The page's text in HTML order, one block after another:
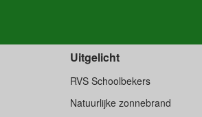
Uitgelicht
RVS Schoolbekers
Natuurlijke zonnebrand